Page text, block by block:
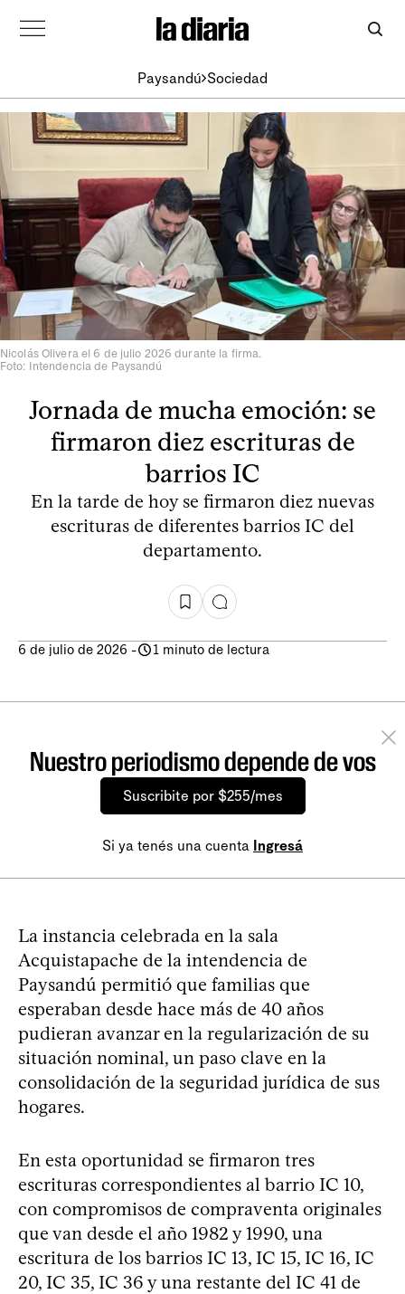
Paysandú Sociedad
Nicolás Olivera el 6 de julio 2026 durante la firma.
Foto: Intendencia de Paysandú
Jornada de mucha emoción: se
firmaron diez escrituras de
barrios IC
En la tarde de hoy se firmaron diez nuevas
escrituras de diferentes barrios IC del
departamento.
6 de julio de 2026 - 1 minuto de lectura
Nuestro periodismo depende de vos
Suscribite por $255/mes
Si ya tenés una cuenta Ingresá
La instancia celebrada en la sala
Acquistapache de la intendencia de
Paysandú permitió que familias que
esperaban desde hace más de 40 años
pudieran avanzar en la regularización de su
situación nominal, un paso clave en la
consolidación de la seguridad jurídica de sus
hogares.
En esta oportunidad se firmaron tres
escrituras correspondientes al barrio IC 10,
con compromisos de compraventa originales
que van desde el año 1982 y 1990, una
escritura de los barrios IC 13, IC 15, IC 16, IC
20, IC 35, IC 36 y una restante del IC 41 de